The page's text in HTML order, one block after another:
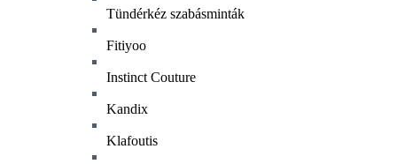
Tündérkéz szabásminták
Fitiyoo
Instinct Couture
Kandix
Klafoutis